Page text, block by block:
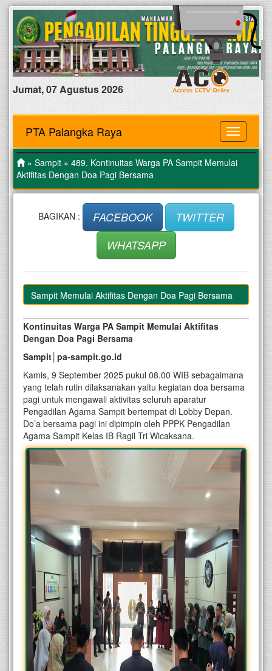
Jumat, 07 Agustus 2026
MENU
PTA Palangka Raya
» Sampit » 489. Kontinuitas Warga PA Sampit Memulai
Aktifitas Dengan Doa Pagi Bersama
BAGIKAN : FACEBOOK
TWITTER
WHATSAPP
Sampit Memulai Aktifitas Dengan Doa Pagi Bersama
Kontinuitas Warga PA Sampit Memulai Aktifitas
Dengan Doa Pagi Bersama
Sampit│pa-sampit.go.id
Kamis, 9 September 2025 pukul 08.00 WIB sebagaimana
yang telah rutin dilaksanakan yaitu kegiatan doa bersama
pagi untuk mengawali aktivitas seluruh aparatur
Pengadilan Agama Sampit bertempat di Lobby Depan.
Do’a bersama pagi ini dipimpin oleh PPPK Pengadilan
Agama Sampit Kelas IB Ragil Tri Wicaksana.